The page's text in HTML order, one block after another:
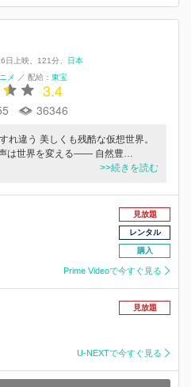
日上映 121分
日本
メ ／ 配給： 東宝
3.4
36346
れ違う 美しくも残酷な仮想世界。
は世界を変える—— 自然豊…
>>続きを読む
見放題
レンタル
購入
Prime Videoで今すぐ見る
見放題
U-NEXTで今すぐ見る